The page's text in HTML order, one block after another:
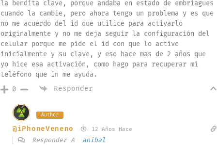
la bendita clave, porque andaba en estado de embriagues
cuando la cambie, pero ahora tengo un problema y es que
no me acuerdo del id que utilice para activarlo
originalmente y no me deja seguir la configuración del
celular porque me pide el id con que lo active
inicialmente y su clave, y eso hace mas de 2 años que
yo hice esa activación, como hago para recuperar mi
teléfono que in me ayuda.
0
Responder
Author
@iPhoneVeneno 12 Años Hace
Responder A anibal